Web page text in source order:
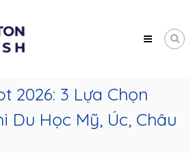
2026: 3 Lựa Chọn
Du Học Mỹ, Úc, Châu